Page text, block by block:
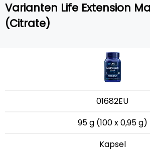
Varianten Life Extension
(Citrate)
01682EU
95 g (100 x 0,95 g)
Kapsel